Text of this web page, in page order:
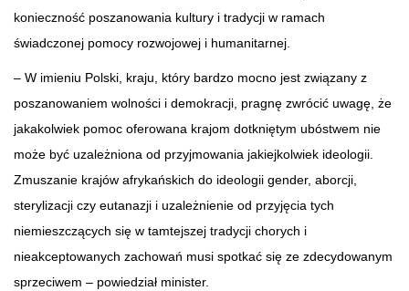
konieczność poszanowania kultury i tradycji w ramach
świadczonej pomocy rozwojowej i humanitarnej.
– W imieniu Polski, kraju, który bardzo mocno jest związany z
poszanowaniem wolności i demokracji, pragnę zwrócić uwagę, że
jakakolwiek pomoc oferowana krajom dotkniętym ubóstwem nie
może być uzależniona od przyjmowania jakiejkolwiek ideologii.
Zmuszanie krajów afrykańskich do ideologii gender, aborcji,
sterylizacji czy eutanazji i uzależnienie od przyjęcia tych
niemieszczących się w tamtejszej tradycji chorych i
nieakceptowanych zachowań musi spotkać się ze zdecydowanym
sprzeciwem – powiedział minister.